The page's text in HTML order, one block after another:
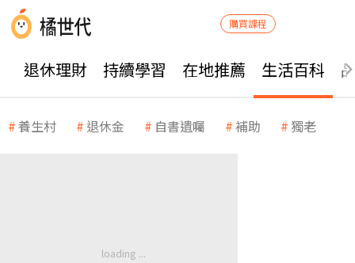
購買課程
退休理財 持續學習 在地推薦 生活百科
養生村 退休金 自書遺囑 補助 獨老